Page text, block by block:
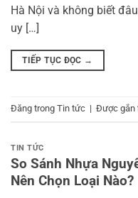
Hà Nội và không biết
uy […]
TIẾP TỤC ĐỌC →
Đăng trong Tin tức | Được gắn
TIN TỨC
So Sánh Nhựa
Nên Chọn Loại Nào?